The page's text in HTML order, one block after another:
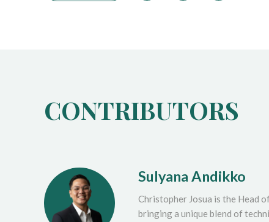
CONTRIBUTORS
Sulyana Andikko
Christopher Josua is the Head
bringing a unique blend of